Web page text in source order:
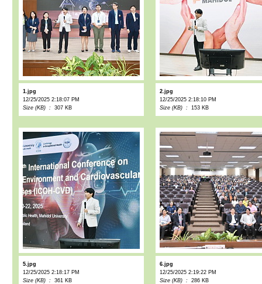
1.jpg
12/25/2025 2:18:07 PM
Size (KB) : 307 KB
2.jpg
12/25/2025 2:18:10 PM
Size (KB) : 153 KB
5.jpg
12/25/2025 2:18:17 PM
Size (KB) : 361 KB
6.jpg
12/25/2025 2:19:22 PM
Size (KB) : 286 KB